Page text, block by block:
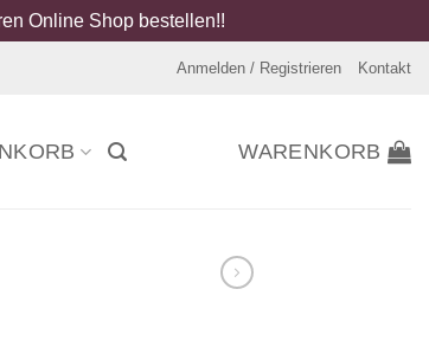
Online Shop bestellen!!
Anmelden / Registrieren Kontakt
WARENKORB